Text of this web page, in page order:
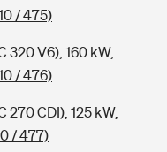
/ 475)
320 V6), 160 kW,
/ 476)
CDI), 125 kW,
/ 477)